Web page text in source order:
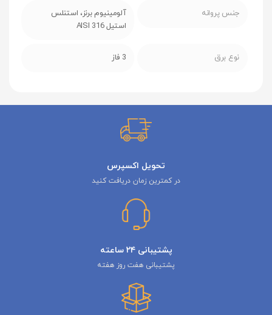
جنس پروانه
آلومینیوم برنز، استنلس
استیل AISI 316
نوع برق 3 فاز
تحویل اکسپرس
در کمترین زمان دریافت کنید
پشتیبانی ۲۴ ساعته
پشتیبانی هفت روز هفته